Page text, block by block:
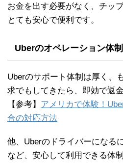
お金を出す必要がなく、チッ
とても安心で便利です。
Uberのオペレーション体
Uberのサポート体制は厚く、
求でもしてきたら、即効で返
【参考】 アメリカで体験！
合の対応方法
他、Uberのドライバーになる
など、安心して利用できる体